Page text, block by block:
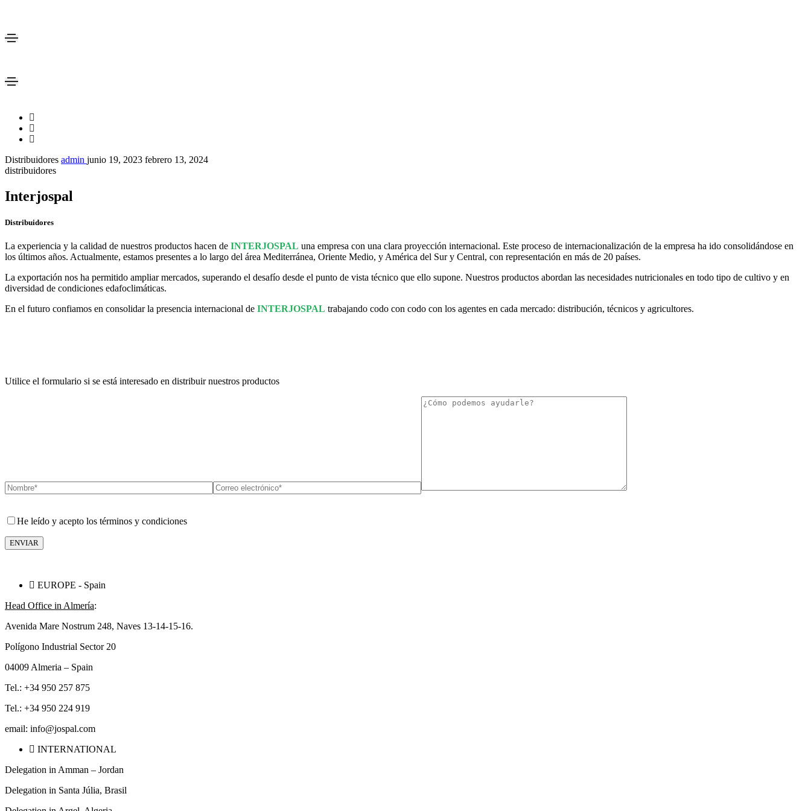
Distribuidores admin junio 19, 2023 febrero 13, 2024
distribuidores
Interjospal
Distribuidores
La experiencia y la calidad de nuestros productos hacen de INTERJOSPAL una empresa con una clara proyección internacional. Este proceso de internacionalización de la empresa ha ido consolidándose en
los últimos años. Actualmente, estamos presentes a lo largo del área Mediterránea, Oriente Medio, y América del Sur y Central, con representación en más de 20 países.
La exportación nos ha permitido ampliar mercados, superando el desafío desde el punto de vista técnico que ello supone. Nuestros productos abordan las necesidades nutricionales en todo tipo de cultivo y en
diversidad de condiciones edafoclimáticas.
En el futuro confiamos en consolidar la presencia internacional de INTERJOSPAL trabajando codo con codo con los agentes en cada mercado: distribución, técnicos y agricultores.
Utilice el formulario si se está interesado en distribuir nuestros productos
He leído y acepto los términos y condiciones
EUROPE - Spain
Head Office in Almería:
Avenida Mare Nostrum 248, Naves 13-14-15-16.
Polígono Industrial Sector 20
04009 Almeria – Spain
Tel.: +34 950 257 875
Tel.: +34 950 224 919
email: info@jospal.com
INTERNATIONAL
Delegation in Amman – Jordan
Delegation in Santa Júlia, Brasil